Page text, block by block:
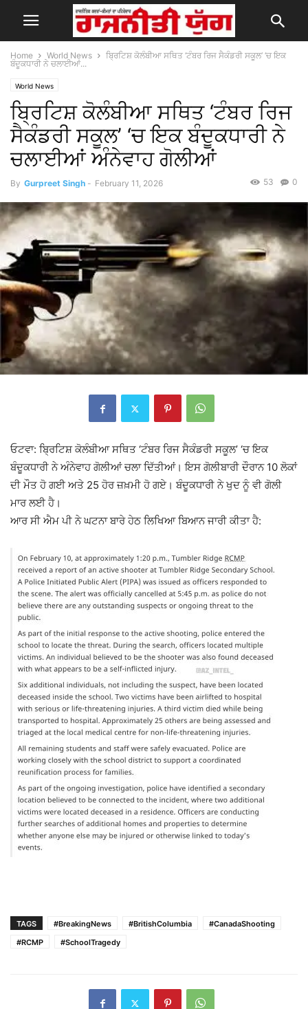
Home World News
ਬ੍ਰਿਟਿਸ਼ ਕੋਲੰਬੀਆ ਸਥਿਤ ‘ਟੰਬਰ ਰਿਜ ਸੈਕੰਡਰੀ ਸਕੂਲ’ ‘ਚ ਇਕ
ਬੰਦੂਕਧਾਰੀ ਨੇ ਚਲਾਈਆਂ...
World News
ਬ੍ਰਿਟਿਸ਼ ਕੋਲੰਬੀਆ ਸਥਿਤ ‘ਟੰਬਰ ਰਿਜ
ਸੈਕੰਡਰੀ ਸਕੂਲ’ ‘ਚ ਇਕ ਬੰਦੂਕਧਾਰੀ ਨੇ
ਚਲਾਈਆਂ ਅੰਨੇਵਾਹ ਗੋਲੀਆਂ
By Gurpreet Singh - February 11, 2026 0
53
ਓਟਵਾ: ਬ੍ਰਿਟਿਸ਼ ਕੋਲੰਬੀਆ ਸਥਿਤ ‘ਟੰਬਰ ਰਿਜ ਸੈਕੰਡਰੀ ਸਕੂਲ’ ‘ਚ ਇਕ
ਬੰਦੂਕਧਾਰੀ ਨੇ ਅੰਨੇਵਾਹ ਗੋਲੀਆਂ ਚਲਾ ਦਿੱਤੀਆਂ। ਇਸ ਗੋਲੀਬਾਰੀ ਦੌਰਾਨ 10 ਲੋਕਾਂ
ਦੀ ਮੌਤ ਹੋ ਗਈ ਅਤੇ 25 ਹੋਰ ਜ਼ਖ਼ਮੀ ਹੋ ਗਏ। ਬੰਦੂਕਧਾਰੀ ਨੇ ਖੁਦ ਨੂੰ ਵੀ ਗੋਲੀ
ਮਾਰ ਲਈ ਹੈ।
ਆਰ ਸੀ ਐਮ ਪੀ ਨੇ ਘਟਨਾ ਬਾਰੇ ਹੇਠ ਲਿਖਿਆ ਬਿਆਨ ਜਾਰੀ ਕੀਤਾ ਹੈ:
TAGS #BreakingNews #BritishColumbia
#CanadaShooting
#RCMP
#SchoolTragedy